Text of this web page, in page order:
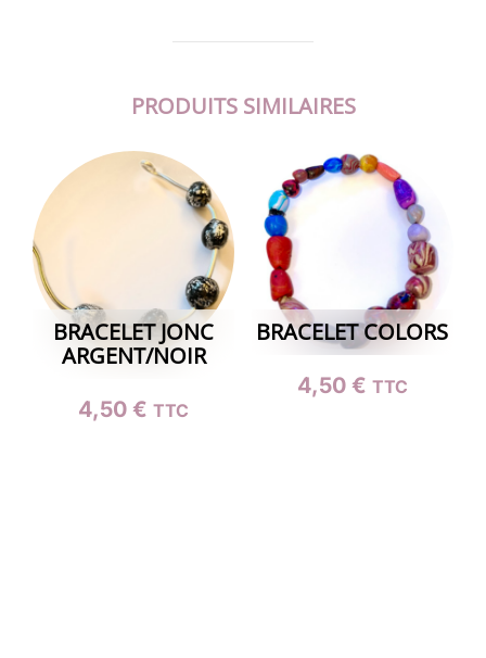
PRODUITS SIMILAIRES
BRACELET JONC
ARGENT/NOIR
4,50€ TTC
BRACELET COLORS
4,50 € TTC